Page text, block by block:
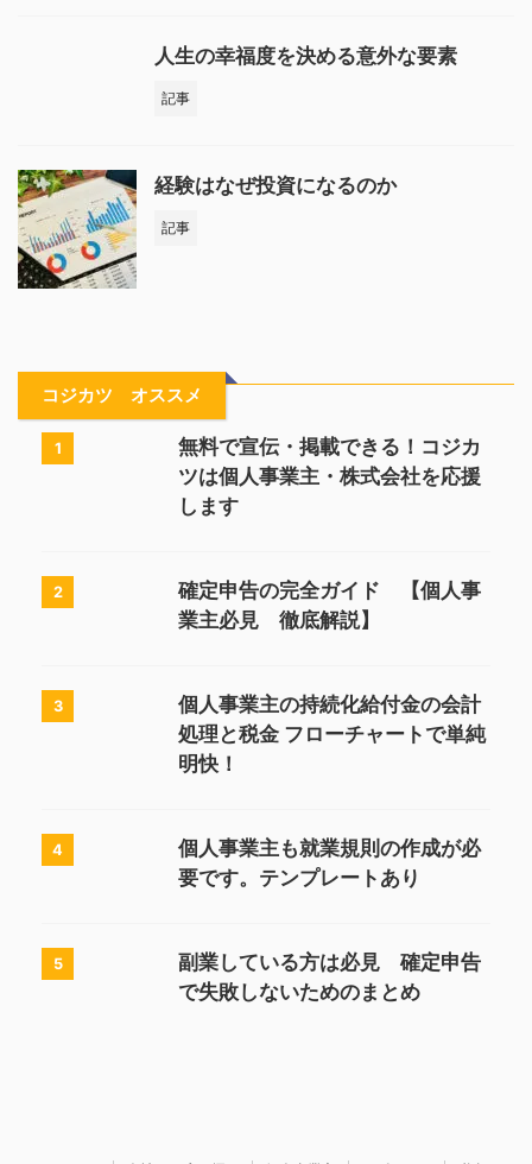
人生の幸福度を決める意外な要素
記事
経験はなぜ投資になるのか
記事
コジカツ オススメ
1
無料で宣伝・掲載できる！コジカ
ツは個人事業主・株式会社を応援
します
2
確定申告の完全ガイド 【個人事
業主必見 徹底解説】
3
個人事業主の持続化給付金の会計
処理と税金 フローチャートで単純
明快！
4
個人事業主も就業規則の作成が必
要です。テンプレートあり
5
副業している方は必見 確定申告
で失敗しないためのまとめ